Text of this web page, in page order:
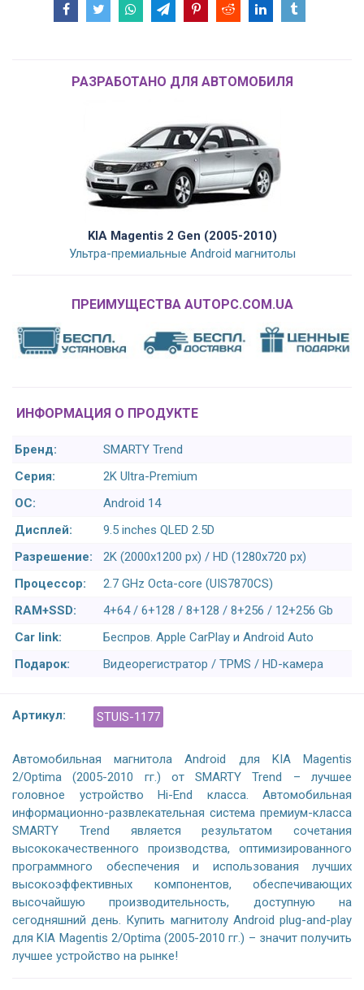
РАЗРАБОТАНО ДЛЯ АВТОМОБИЛЯ
KIA Magentis 2 Gen (2005-2010)
Ультра-премиальные Android магнитолы
ПРЕИМУЩЕСТВА AUTOPC.COM.UA
ИНФОРМАЦИЯ О ПРОДУКТЕ
Бренд:
SMARTY Trend
Серия:
2K Ultra-Premium
ОС:
Android 14
Дисплей:
9.5 inches QLED 2.5D
Разрешение:
2K (2000x1200 px) / HD (1280x720 px)
Процессор:
2.7 GHz Octa-core (UIS7870CS)
RAM+SSD:
4+64 / 6+128 / 8+128 / 8+256 / 12+256 Gb
Car link:
Беспров. Apple CarPlay и Android Auto
Подарок:
Видеорегистратор / TPMS / HD-камера
Артикул: STUIS-1177
Автомобильная магнитола Android для KIA Magentis
2/Optima (2005-2010 гг.) от SMARTY Trend – лучшее
головное устройство Hi-End класса. Автомобильная
информационно-развлекательная система премиум-класса
SMARTY Trend является результатом сочетания
высококачественного производства, оптимизированного
программного обеспечения и использования лучших
высокоэффективных компонентов, обеспечивающих
высочайшую производительность, доступную на
сегодняшний день. Купить магнитолу Android plug-and-play
для KIA Magentis 2/Optima (2005-2010 гг.) – значит получить
лучшее устройство на рынке!